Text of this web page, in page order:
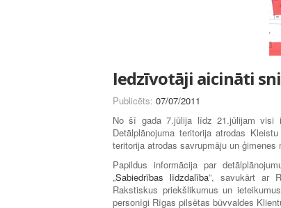
Iedzīvotāji aicināti
Publicēts: 07/07/2011
No šī gada 7.jūlija līdz 21.jūlijam visi
Detālplānojuma teritorija atrodas
teritorija atrodas savrupmāju un ģimenes
Papildus informācija par
„Sabiedrības līdzdalība”, savukārt ar
Rakstiskus priekšlikumus un
personīgi Rīgas pilsētas būvvaldes